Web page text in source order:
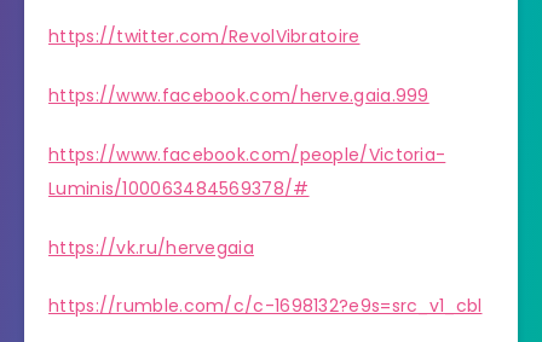
https://twitter.com/RevolVibratoire
https://www.facebook.com/herve.gaia.999
https://www.facebook.com/people/Victoria-
Luminis/100063484569378/#
https://vk.ru/hervegaia
https://rumble.com/c/c-1698132?e9s=src_v1_cbl